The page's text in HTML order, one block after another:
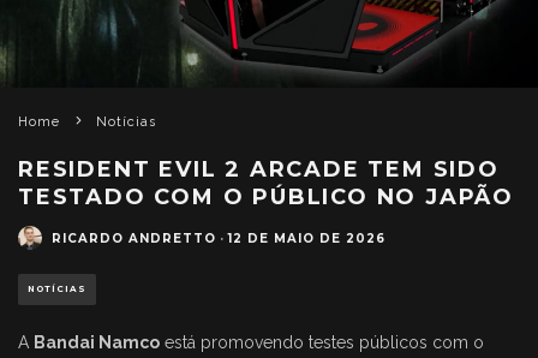
Home Notícias
RESIDENT EVIL 2 ARCADE TEM SIDO
TESTADO COM O PÚBLICO NO JAPÃO
RICARDO ANDRETTO · 12 DE MAIO DE 2026
NOTÍCIAS
A Bandai Namco está promovendo testes públicos com o